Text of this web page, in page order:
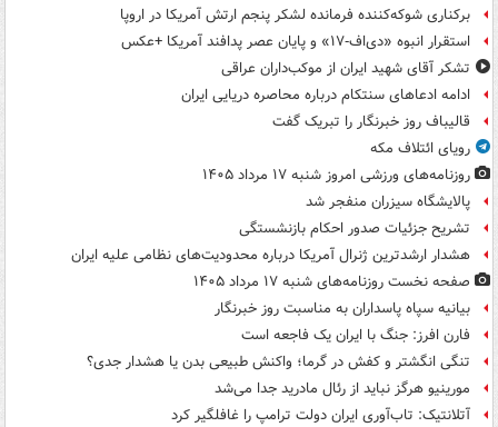
برکناری شوکه‌کننده فرمانده لشکر پنجم ارتش آمریکا در اروپا
استقرار انبوه «دی‌اف‑۱۷» و پایان عصر پدافند آمریکا +عکس
تشکر آقای شهید ایران از موکب‌داران عراقی
ادامه ادعاهای سنتکام درباره محاصره دریایی ایران
قالیباف روز خبرنگار را تبریک گفت
رویای ائتلاف مکه
روزنامه‌های ورزشی امروز ‌شنبه ۱۷ مرداد ۱۴۰۵
پالایشگاه سیزران منفجر شد
تشریح جزئیات صدور احکام بازنشستگی
هشدار ارشدترین ژنرال آمریکا درباره محدودیت‌های نظامی علیه ایران
صفحه نخست روزنامه‌های شنبه ۱۷ مرداد ۱۴۰۵
بیانیه سپاه پاسداران به مناسبت روز خبرنگار
فارن افرز: جنگ با ایران یک فاجعه است
تنگی انگشتر و کفش در گرما؛ واکنش طبیعی بدن یا هشدار جدی؟
مورینیو هرگز نباید از رئال مادرید جدا می‌شد
آتلانتیک: تاب‌آوری ایران دولت ترامپ را غافلگیر کرد